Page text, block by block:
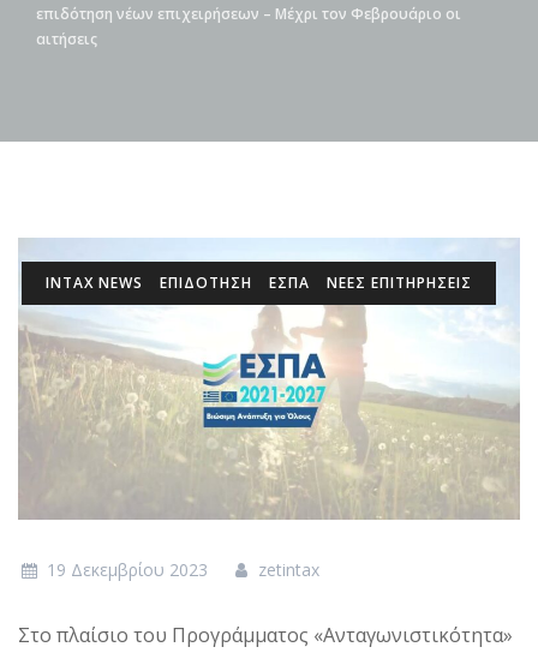
επιδότηση νέων επιχειρήσεων – Μέχρι τον Φεβρουάριο οι
αιτήσεις
INTAX NEWS ΕΠΙΔΌΤΗΣΗ ΕΣΠΑ ΝΈΕΣ ΕΠΙΤΗΡΉΣΕΙΣ
19 Δεκεμβρίου 2023 zetintax
Στο πλαίσιο του Προγράμματος «Ανταγωνιστικότητα»